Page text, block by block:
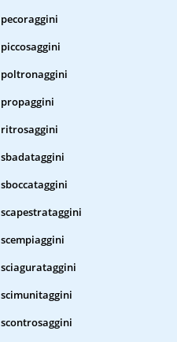
pecoraggini
piccosaggini
poltronaggini
propaggini
ritrosaggini
sbadataggini
sboccataggini
scapestrataggini
scempiaggini
sciagurataggini
scimunitaggini
scontrosaggini